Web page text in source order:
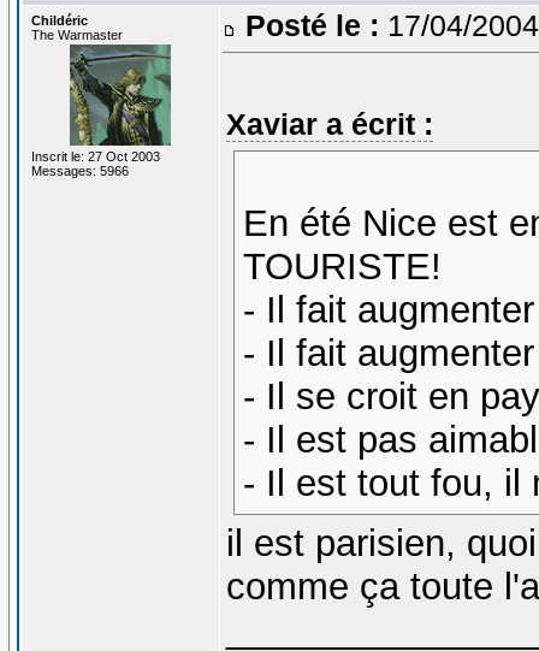
Childéric
The Warmaster
Inscrit le: 27 Oct 2003
Messages: 5966
Posté le : 17/04/
Xaviar a écrit :
En été Nice est
TOURISTE!
- Il fait
- Il fait
- Il se croit en
- Il est pas
- Il est tout fou, il
il est parisien,
comme ça toute